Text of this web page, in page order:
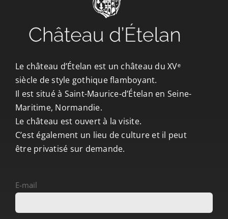
Le château d’Ételan est un château du XVᵉ
siècle de style gothique flamboyant.
Il est situé à Saint-Maurice-d’Ételan en Seine-
Maritime, Normandie.
Le château est ouvert à la visite.
C’est également un lieu de culture et il peut
être privatisé sur demande.
E-mail